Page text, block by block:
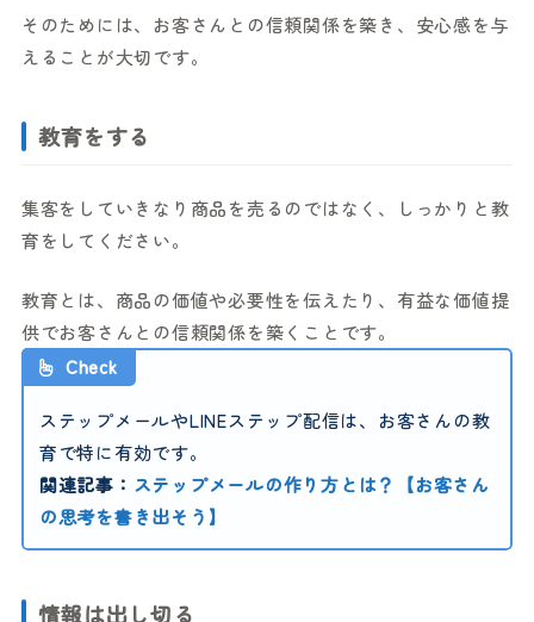
そのためには、お客さんとの信頼関係を築き、安心感を与
えることが大切です。
教育をする
集客をしていきなり商品を売るのではなく、しっかりと教
育をしてください。
教育とは、商品の価値や必要性を伝えたり、有益な価値提
供でお客さんとの信頼関係を築くことです。
Check
ステップメールやLINEステップ配信は、お客さんの教
育で特に有効です。
関連記事： ステップメールの作り方とは？【お客さん
の思考を書き出そう】
情報は出し切る